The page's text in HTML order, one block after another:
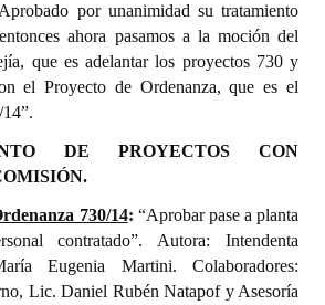
por unanimidad su tratamiento
ahora pasamos a la moción del
que es adelantar los proyectos 730 y
el Proyecto de Ordenanza, que es el
DE PROYECTOS CON
730/14: “Aprobar pase a planta
contratado”. Autora: Intendenta
Eugenia Martini. Colaboradores:
Lic. Daniel Rubén Natapof y Asesoría